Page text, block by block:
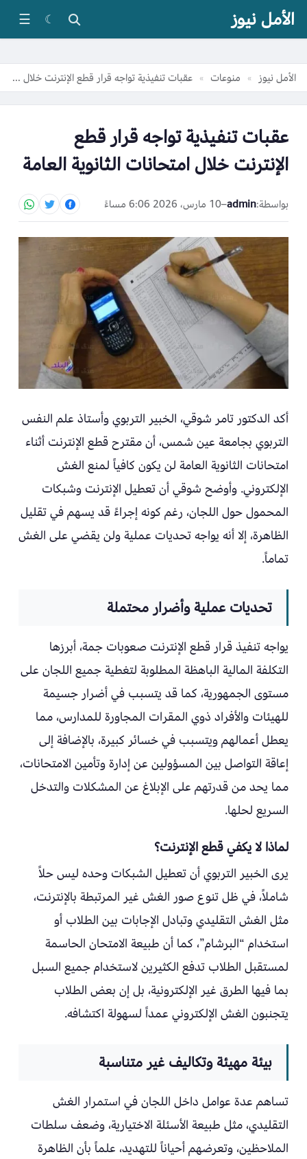
الأمل نيوز ☾
☰
الأمل نيوز » منوعات » عقبات تنفيذية تواجه قرار قطع الإنترنت خلال امتحانات الثانوية العامة
عقبات تنفيذية تواجه قرار قطع
الإنترنت خلال امتحانات الثانوية العامة
بواسطة:admin
–10 مارس، 2026 6:06 مساءً
أكد الدكتور تامر شوقي، الخبير التربوي وأستاذ علم النفس
التربوي بجامعة عين شمس، أن مقترح قطع الإنترنت أثناء
امتحانات الثانوية العامة لن يكون كافياً لمنع الغش
الإلكتروني. وأوضح شوقي أن تعطيل الإنترنت وشبكات
المحمول حول اللجان، رغم كونه إجراءً قد يسهم في تقليل
الظاهرة، إلا أنه يواجه تحديات عملية ولن يقضي على الغش
تماماً.
تحديات عملية وأضرار محتملة
يواجه تنفيذ قرار قطع الإنترنت صعوبات جمة، أبرزها
التكلفة المالية الباهظة المطلوبة لتغطية جميع اللجان على
مستوى الجمهورية، كما قد يتسبب في أضرار جسيمة
للهيئات والأفراد ذوي المقرات المجاورة للمدارس، مما
يعطل أعمالهم ويتسبب في خسائر كبيرة، بالإضافة إلى
إعاقة التواصل بين المسؤولين عن إدارة وتأمين الامتحانات،
مما يحد من قدرتهم على الإبلاغ عن المشكلات والتدخل
السريع لحلها.
لماذا لا يكفي قطع الإنترنت؟
يرى الخبير التربوي أن تعطيل الشبكات وحده ليس حلاً
شاملاً، في ظل تنوع صور الغش غير المرتبطة بالإنترنت،
مثل الغش التقليدي وتبادل الإجابات بين الطلاب أو
استخدام “البرشام”، كما أن طبيعة الامتحان الحاسمة
لمستقبل الطلاب تدفع الكثيرين لاستخدام جميع السبل
بما فيها الطرق غير الإلكترونية، بل إن بعض الطلاب
يتجنبون الغش الإلكتروني عمداً لسهولة اكتشافه.
بيئة مهيئة وتكاليف غير متناسبة
تساهم عدة عوامل داخل اللجان في استمرار الغش
التقليدي، مثل طبيعة الأسئلة الاختيارية، وضعف سلطات
الملاحظين، وتعرضهم أحياناً للتهديد، علماً بأن الظاهرة